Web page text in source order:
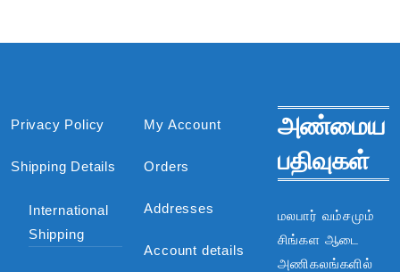
Privacy Policy
Shipping Details
International
Shipping
My Account
Orders
Addresses
Account details
அண்மைய
பதிவுகள்
மலபார் வம்சமும்
சிங்கள ஆடை
அணிகலங்களில்